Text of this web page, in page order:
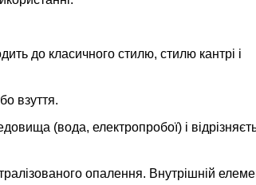
до класичного стилю, стилю кантрі і
взуття.
(вода, електропробої) і
опалення. Внутрішній